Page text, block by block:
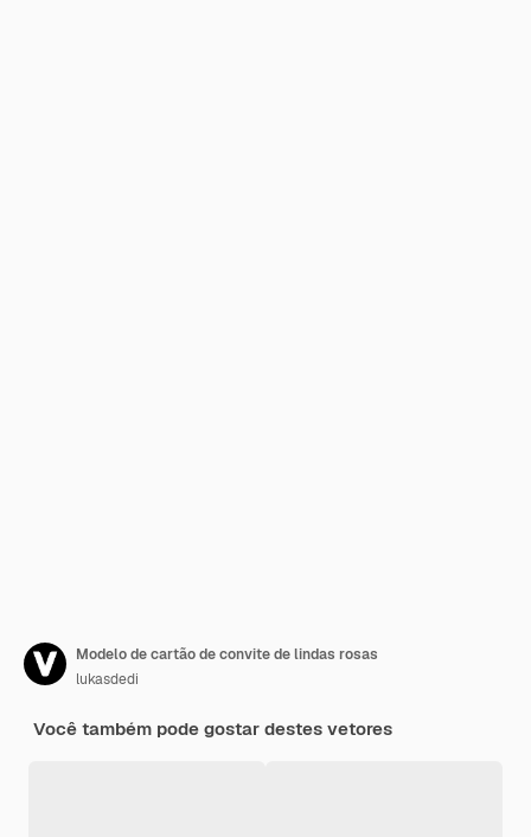
Modelo de cartão de convite de lindas rosas
lukasdedi
Você também pode gostar destes vetores